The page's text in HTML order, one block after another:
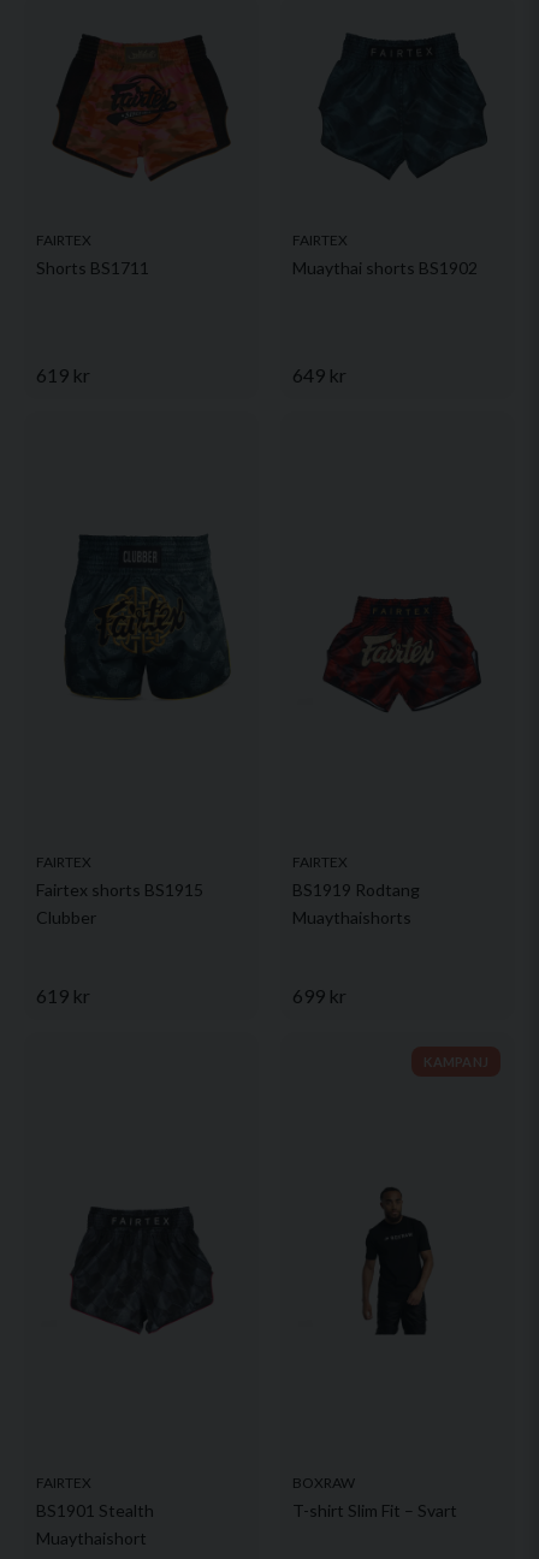
Ja, ni får publicera min fråga
Skicka fråga
FAIRTEX
Shorts BS1711
619 kr
FAIRTEX
Muaythai shorts BS1902
649 kr
FAIRTEX
Fairtex shorts BS1915
Clubber
619 kr
FAIRTEX
BS1919 Rodtang
Muaythaishorts
699 kr
FAIRTEX
BS1901 Stealth
Muaythaishort
BOXRAW
T-shirt Slim Fit – Svart
KAMPANJ